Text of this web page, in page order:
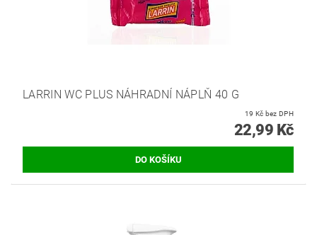
LARRIN WC PLUS NÁHRADNÍ NÁPLŇ 40 G
19 Kč bez DPH
22,99 Kč